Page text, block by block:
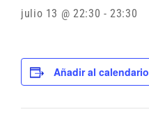
julio 13 @ 22:30 -23:30
Añadir al calendario